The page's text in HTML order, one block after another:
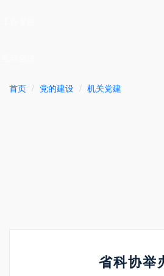
首页 党的建设
机关党建
省科协举